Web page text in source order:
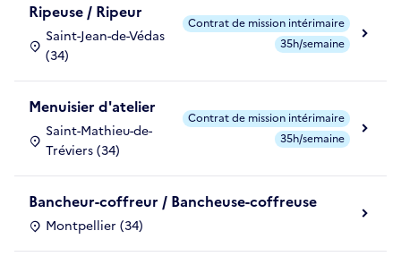
Ripeuse / Ripeur
Saint-Jean-de-Védas
(34)
Contrat de mission intérimaire
35h/semaine
Menuisier d'atelier
Saint-Mathieu-de-
Tréviers (34)
Contrat de mission intérimaire
35h/semaine
Bancheur-coffreur / Bancheuse-coffreuse
Montpellier (34)